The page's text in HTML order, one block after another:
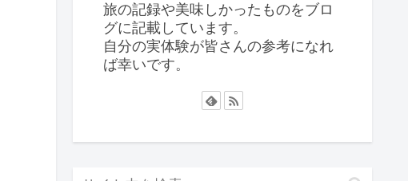
旅の記録や美味しかったものをブロ
グに記載しています。
自分の実体験が皆さんの参考になれ
ば幸いです。